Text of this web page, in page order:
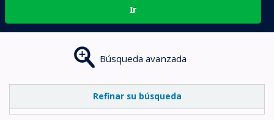
Ir
Búsqueda avanzada
Refinar su búsqueda